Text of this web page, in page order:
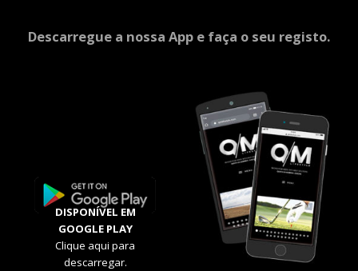
Descarregue a nossa App e faça o seu registo.
DISPONÍVEL EM
GOOGLE PLAY
Clique aqui para
descarregar.